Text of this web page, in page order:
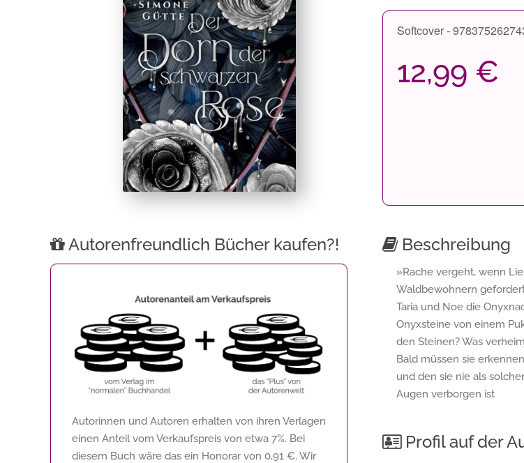
Softcover -
12,99 €
Autorenfreundlich Bücher kaufen?!
Autorinnen und Autoren erhalten von ihren Verlagen
einen Anteil vom Verkaufspreis von etwa 7%. Bei
diesem Buch wäre das ein Honorar von 0,91 €. Wir
Beschreibung
»Rache vergeht, wenn
Waldbewohnern
Taria und Noe die
Onyxsteine von einem
den Steinen? Was
Bald müssen sie
und den sie nie als
Augen verborgen ist
Profil auf der